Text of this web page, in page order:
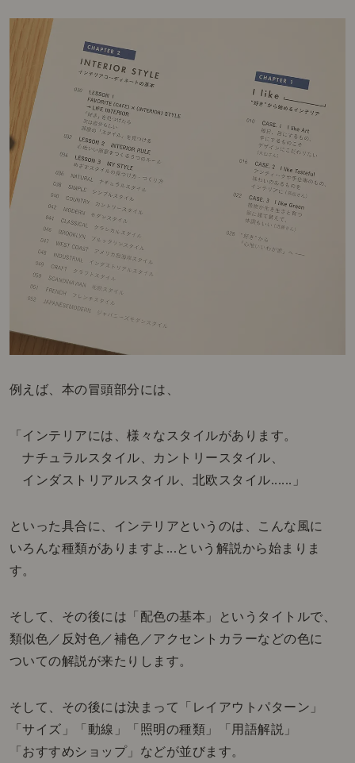
例えば、本の冒頭部分には、
「インテリアには、様々なスタイルがあります。
ナチュラルスタイル、カントリースタイル、
インダストリアルスタイル、北欧スタイル......」
といった具合に、インテリアというのは、こんな風に
いろんな種類がありますよ...という解説から始まりま
す。
そして、その後には「配色の基本」というタイトルで、
類似色／反対色／補色／アクセントカラーなどの色に
ついての解説が来たりします。
そして、その後には決まって「レイアウトパターン」
「サイズ」「動線」「照明の種類」「用語解説」
「おすすめショップ」などが並びます。